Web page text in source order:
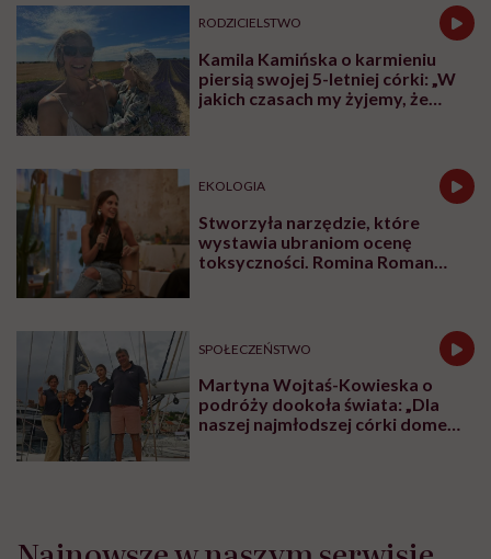
RODZICIELSTWO
Kamila Kamińska o karmieniu
piersią swojej 5-letniej córki: „W
jakich czasach my żyjemy, że
EKOLOGIA
Stworzyła narzędzie, które
wystawia ubraniom ocenę
toksyczności. Romina Roman
SPOŁECZEŃSTWO
Martyna Wojtaś-Kowieska o
podróży dookoła świata: „Dla
naszej najmłodszej córki domem